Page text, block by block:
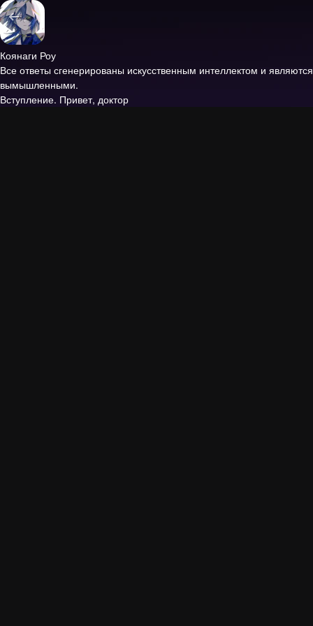
Коянаги Роу
Все ответы сгенерированы искусственным интеллектом и являются
вымышленными.
Вступление. Привет, доктор